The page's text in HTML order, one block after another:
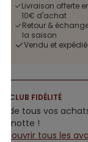
Livraison offerte
10€ d'achat
Retour &
la saison
Vendu et
CLUB FIDÉLITÉ
5% de tous vos
cagnotte !
Découvrir tous les